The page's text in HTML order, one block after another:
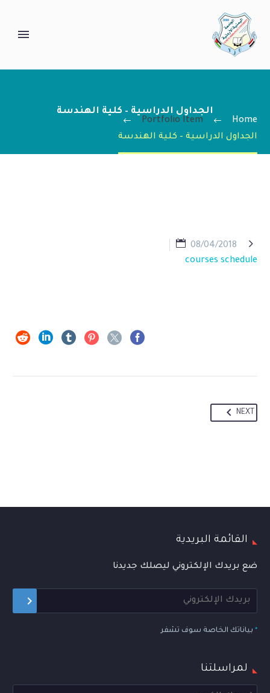
الجداول الدراسية – كلية الهندسة
Home
Portfolio Item
الجداول الدراسية – كلية الهندسة

08/04/2018
courses schedule
NEXT
القائمة البريدية
ضع بريدك الإلكتروني ليصلك جديدنا
* بياناتك الخاصة سوف تشفر
لمراسلتنا